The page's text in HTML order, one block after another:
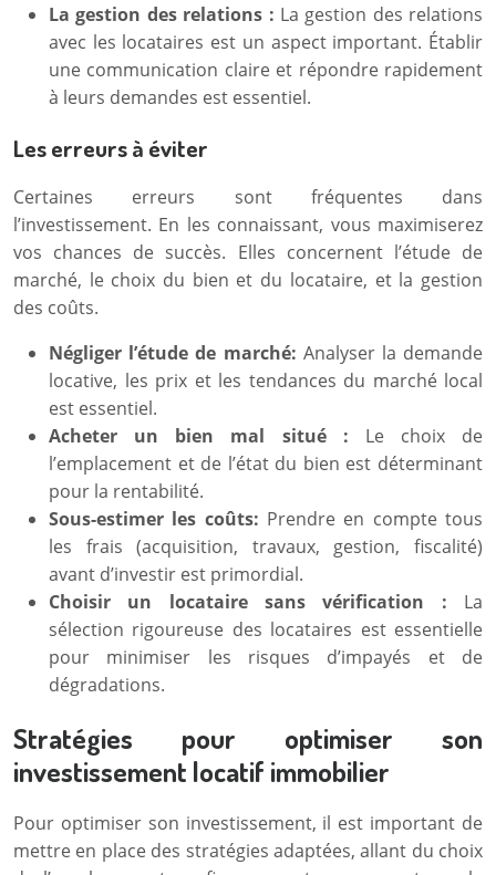
La gestion des relations : La gestion des relations
avec les locataires est un aspect important. Établir
une communication claire et répondre rapidement
à leurs demandes est essentiel.
Les erreurs à éviter
Certaines erreurs sont fréquentes dans
l’investissement. En les connaissant, vous maximiserez
vos chances de succès. Elles concernent l’étude de
marché, le choix du bien et du locataire, et la gestion
des coûts.
Négliger l’étude de marché: Analyser la demande
locative, les prix et les tendances du marché local
est essentiel.
Acheter un bien mal situé : Le choix de
l’emplacement et de l’état du bien est déterminant
pour la rentabilité.
Sous-estimer les coûts: Prendre en compte tous
les frais (acquisition, travaux, gestion, fiscalité)
avant d’investir est primordial.
Choisir un locataire sans vérification : La
sélection rigoureuse des locataires est essentielle
pour minimiser les risques d’impayés et de
dégradations.
Stratégies pour optimiser son
investissement locatif immobilier
Pour optimiser son investissement, il est important de
mettre en place des stratégies adaptées, allant du choix